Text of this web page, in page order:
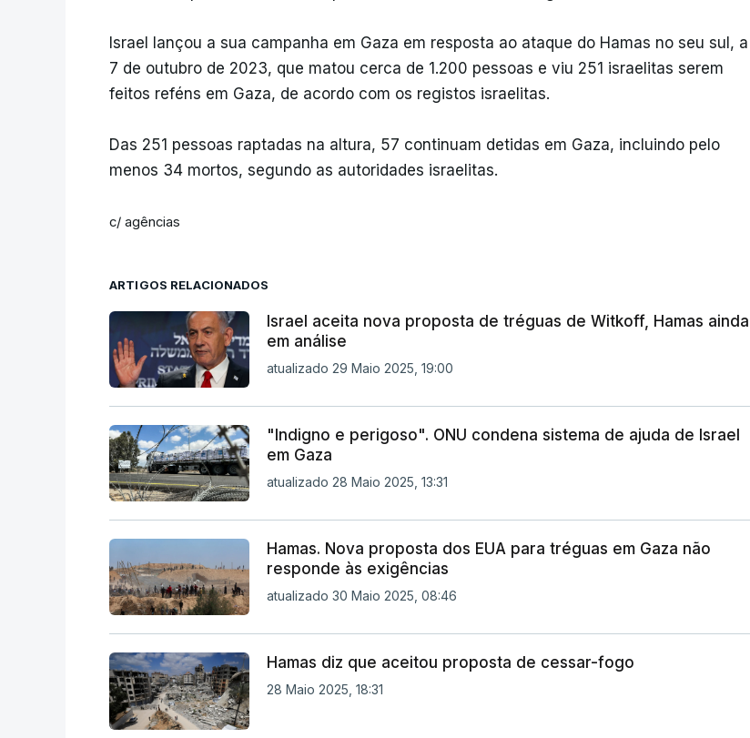
Israel lançou a sua campanha em Gaza em resposta ao ataque do Hamas no seu sul, a
7 de outubro de 2023, que matou cerca de 1.200 pessoas e viu 251 israelitas serem
feitos reféns em Gaza, de acordo com os registos israelitas.
Das 251 pessoas raptadas na altura, 57 continuam detidas em Gaza, incluindo pelo
menos 34 mortos, segundo as autoridades israelitas.
c/ agências
ARTIGOS RELACIONADOS
Israel aceita nova proposta de tréguas de Witkoff, Hamas ainda
em análise
atualizado 29 Maio 2025, 19:00
"Indigno e perigoso". ONU condena sistema de ajuda de Israel
em Gaza
atualizado 28 Maio 2025, 13:31
Hamas. Nova proposta dos EUA para tréguas em Gaza não
responde às exigências
atualizado 30 Maio 2025, 08:46
Hamas diz que aceitou proposta de cessar-fogo
28 Maio 2025, 18:31